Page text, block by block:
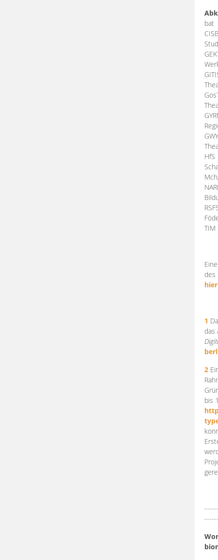
bat
HfS
des
hier
1
das
2
bis